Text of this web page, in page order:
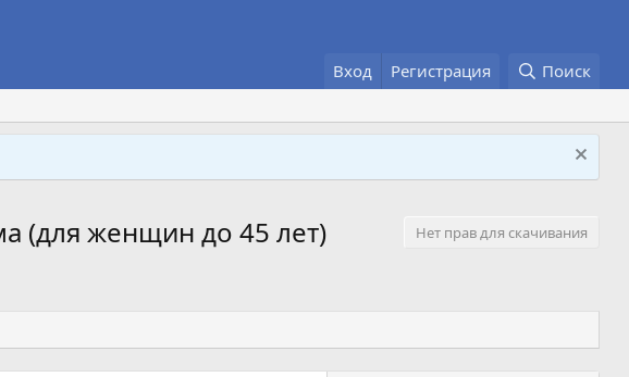
Вход Регистрация Поиск
(для женщин до 45 лет) Нет прав для скачивания